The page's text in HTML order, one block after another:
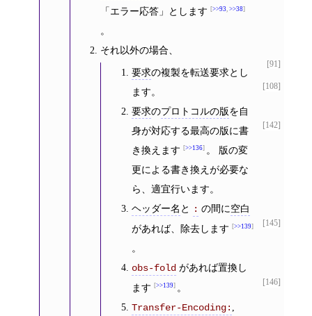
「エラー応答」とします >>93,>>38
。
[91]
それ以外の場合、
[108]
要求の複製を転送要求とし
ます。
[142]
要求のプロトコルの版を自
身が対応する最高の版に書
き換えます
>>136
。 版の変
更による書き換えが必要な
ら、適宜行います。
[145]
ヘッダー名 と : の間に空白
があれば、除去します
>>139
。
[146]
obs-foldがあれば置換し
ます
>>139 。
Transfer-Encoding: ,